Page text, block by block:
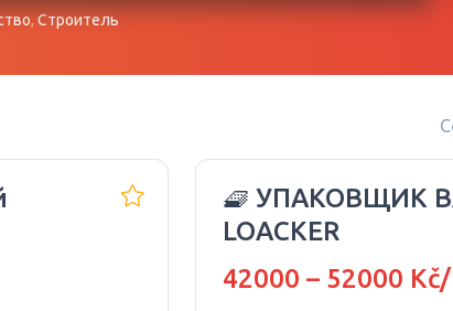
,Строитель
🧇 УПАКОВЩИК
LOACKER
42000 – 52000